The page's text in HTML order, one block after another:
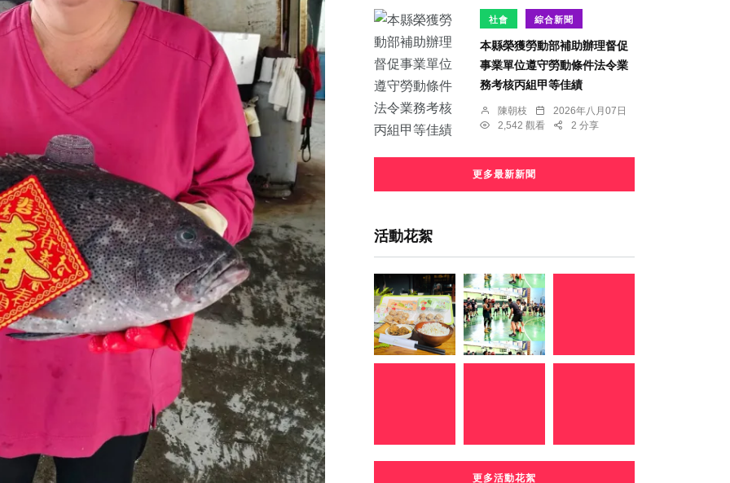
社會 綜合新聞
本縣榮獲勞動部補助辦理督促
事業單位遵守勞動條件法令業
務考核丙組甲等佳績
陳朝枝
2026年八月07日
2,542 觀看
2 分享
更多最新新聞
活動花絮
更多活動花絮